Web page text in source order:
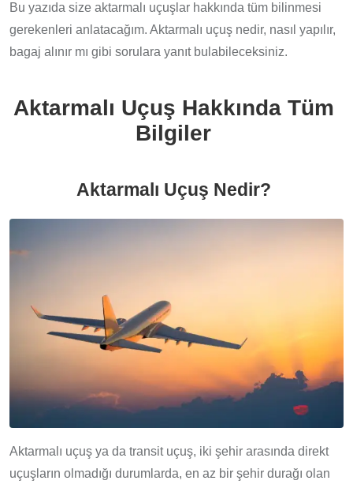
Bu yazıda size aktarmalı uçuşlar hakkında tüm bilinmesi
gerekenleri anlatacağım. Aktarmalı uçuş nedir, nasıl yapılır,
bagaj alınır mı gibi sorulara yanıt bulabileceksiniz.
Aktarmalı Uçuş Hakkında Tüm
Bilgiler
Aktarmalı Uçuş Nedir?
Aktarmalı uçuş ya da transit uçuş, iki şehir arasında direkt
uçuşların olmadığı durumlarda, en az bir şehir durağı olan